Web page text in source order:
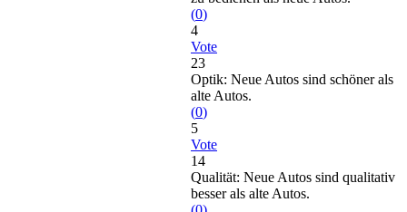
(0)
4
Vote
23
Optik: Neue Autos sind schöner als
alte Autos.
(0)
5
Vote
14
Qualität: Neue Autos sind qualitativ
besser als alte Autos.